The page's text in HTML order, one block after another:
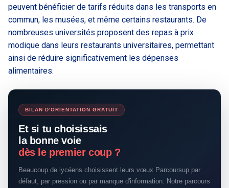
peuvent bénéficier de tarifs réduits dans les transports en
commun, les musées, et même certains restaurants. De
nombreuses universités proposent des repas à prix
modique dans leurs restaurants universitaires, permettant
ainsi de réduire significativement les dépenses
alimentaires.
BILAN D'ORIENTATION GRATUIT
Et si tu choisissais
la bonne voie
dès le premier coup ?
Beaucoup de lycéens choisissent leurs vœux Parcoursup par
défaut, par pression ou par manque d'information. Notre parcours